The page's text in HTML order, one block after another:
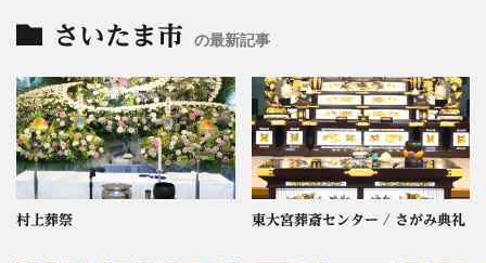
さいたま市 の最新記事
村上葬祭 東大宮葬斎センター / さがみ典礼